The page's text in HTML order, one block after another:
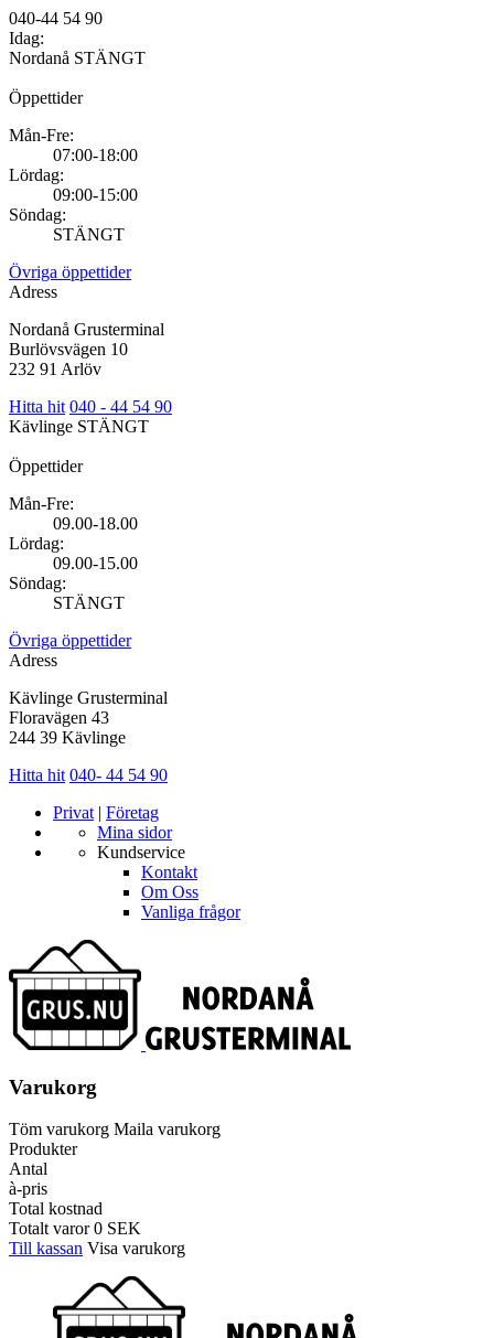
040-44 54 90
Idag:
Nordanå STÄNGT
Öppettider
Mån-Fre:
07:00-18:00
Lördag:
09:00-15:00
Söndag:
STÄNGT
Övriga öppettider
Adress
Nordanå Grusterminal
Burlövsvägen 10
232 91 Arlöv
Hitta hit 040 - 44 54 90
Kävlinge STÄNGT
Öppettider
Mån-Fre:
09.00-18.00
Lördag:
09.00-15.00
Söndag:
STÄNGT
Övriga öppettider
Adress
Kävlinge Grusterminal
Floravägen 43
244 39 Kävlinge
Hitta hit 040- 44 54 90
Privat | Företag
Mina sidor
Kundservice
Kontakt
Om Oss
Vanliga frågor
Varukorg
Töm varukorg Maila varukorg
Produkter
Antal
à-pris
Total kostnad
Totalt varor0 SEK
Till kassan Visa varukorg